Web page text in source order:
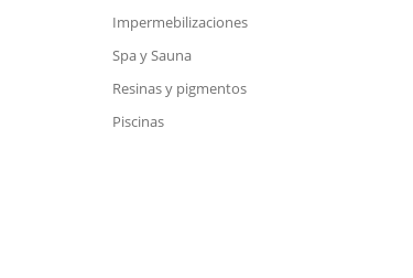
Impermebilizaciones
Spa y Sauna
Resinas y pigmentos
Piscinas